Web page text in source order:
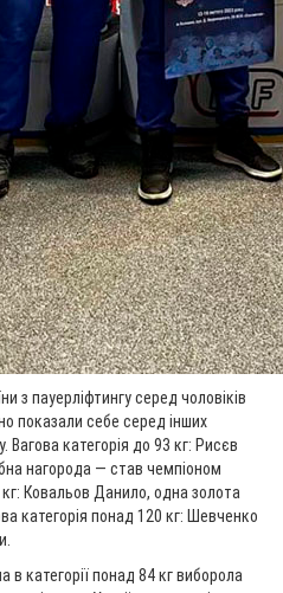
з пауерліфтингу серед чоловіків
показали себе серед інших
Вагова категорія до 93 кг: Рисєв
нагорода — став чемпіоном
кг: Ковальов Данило, одна золота
категорія понад 120 кг: Шевченко
категорії понад 84 кг виборола